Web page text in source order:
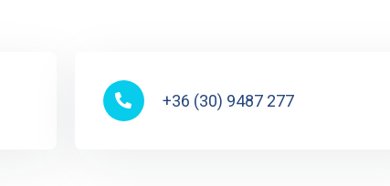
+36 (30) 9487 277